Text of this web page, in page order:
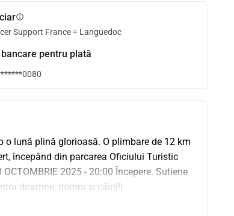
info
Support France = Languedoc
pentru plată
lună plină glorioasă. O plimbare de 12 km
începând din parcarea Oficiului Turistic
2025 - 20:00 Începere. Sutiene
doamne, domni și câini!!